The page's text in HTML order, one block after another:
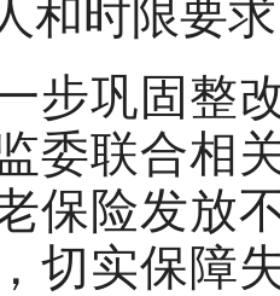
和时限要
巩固整改
委联合相
保险发放
切实保障